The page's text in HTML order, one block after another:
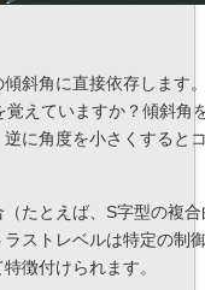
斜角に直接依存します
えていますか？傾斜角
に角度を小さくすると
たとえば、S字型の複合
ストレベルは特定の制
徴付けられます。